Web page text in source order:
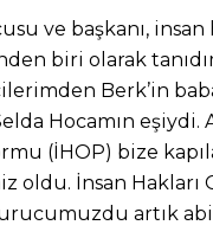
ve başkanı,
biri olarak
Berk’in
Hocamın eşiydi.
(İHOP) bize
oldu. İnsan Hakları
artık